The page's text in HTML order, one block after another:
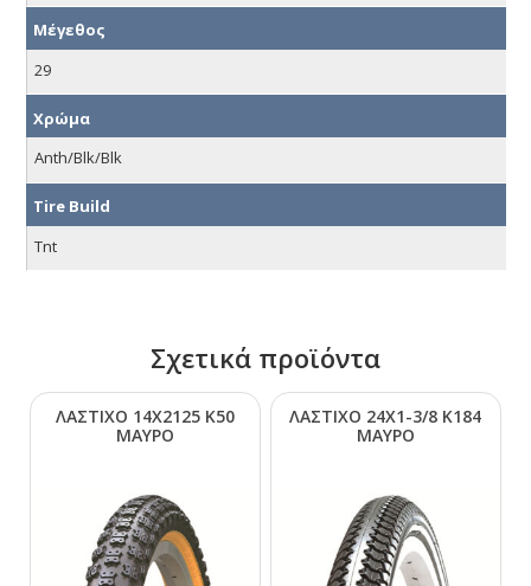
Μέγεθος
29
Χρώμα
Αnth/Blk/Blk
Tire Build
Tnt
Σχετικά προϊόντα
ΛΑΣΤΙΧΟ 14Χ2125 Κ50
ΜΑΥΡΟ
ΛΑΣΤΙΧΟ 24Χ1-3/8 Κ184
ΜΑΥΡΟ